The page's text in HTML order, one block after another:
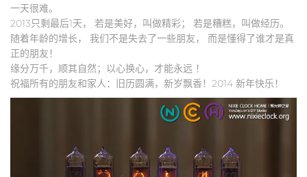
一天很难。
2013只剩最后1天， 若是美好，叫做精彩； 若是糟糕，叫做经历。
随着年龄的增长， 我们不是失去了一些朋友， 而是懂得了谁才是真
正的朋友！
缘分万千，顺其自然；以心换心，才能永远 ！
祝福所有的朋友和家人：旧历圆满，新岁飘香！2014 新年快乐！